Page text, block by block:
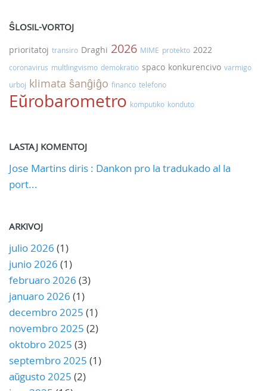
ŜLOSIL-VORTOJ
prioritatoj transiro Draghi 2026 MIME protekto 2022
coronavirus multlingvismo demokratio spaco konkurencivo varmigo
urboj klimata ŝanĝiĝo financo telefono
Eŭrobarometro komputiko konduto
LASTAJ KOMENTOJ
Jose Martins diris : Dankon pro la tradukado al la
port...
ARKIVOJ
julio 2026 (1)
junio 2026 (1)
februaro 2026 (3)
januaro 2026 (1)
decembro 2025 (1)
novembro 2025 (2)
oktobro 2025 (3)
septembro 2025 (1)
aŭgusto 2025 (2)